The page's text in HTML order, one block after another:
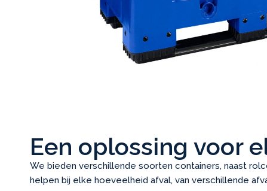
Een oplossing voor
We bieden verschillende soorten containers, naast
helpen bij elke hoeveelheid afval, van verschillende